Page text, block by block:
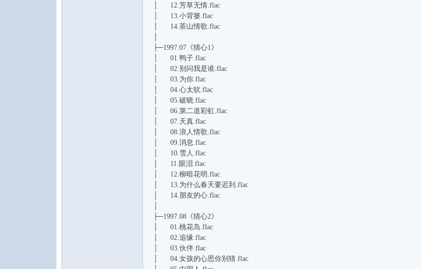
│ 12.芳草无情.flac
│ 13.小背篓.flac
│ 14.茶山情歌.flac
├─1997.07《猜心1》
│ 01.鸭子.flac
│ 02.别问我是谁.flac
│ 03.为你.flac
│ 04.心太软.flac
│ 05.破晓.flac
│ 06.第二道彩虹.flac
│ 07.天真.flac
│ 08.浪人情歌.flac
│ 09.消息.flac
│ 10.雪人.flac
│ 11.眼泪.flac
│ 12.柳暗花明.flac
│ 13.为什么春天要迟到.flac
│ 14.朋友的心.flac
├─1997.08《猜心2》
│ 01.桃花岛.flac
│ 02.追缘.flac
│ 03.伙伴.flac
│ 04.女孩的心思你别猜.flac